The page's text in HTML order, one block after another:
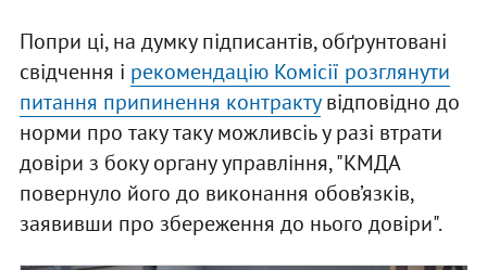
Попри ці, на думку підписантів, обґрунтовані
свідчення і рекомендацію Комісії розглянути
питання припинення контрактувідповідно до
норми про таку таку можливсіь у разі втрати
довіри з боку органу управління, "КМДА
повернуло його до виконання обов’язків,
заявивши про збереження до нього довіри".